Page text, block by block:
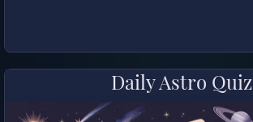
Daily Astro Quiz